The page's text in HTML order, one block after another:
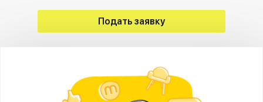
Подать заявку